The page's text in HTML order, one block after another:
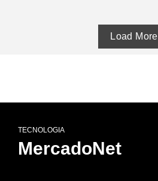
Load More
TECNOLOGIA
MercadoNet